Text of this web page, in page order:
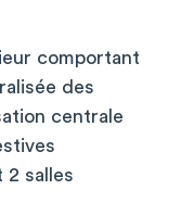
comportant
des
centrale
2 salles